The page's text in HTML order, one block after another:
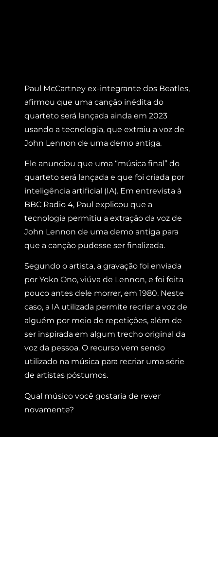
Paul McCartney ex-integrante dos Beatles,
afirmou que uma canção inédita do
quarteto será lançada ainda em 2023
usando a tecnologia, que extraiu a voz de
John Lennon de uma demo antiga.
Ele anunciou que uma “música final” do
quarteto será lançada e que foi criada por
inteligência artificial (IA). Em entrevista à
BBC Radio 4, Paul explicou que a
tecnologia permitiu a extração da voz de
John Lennon de uma demo antiga para
que a canção pudesse ser finalizada.
Segundo o artista, a gravação foi enviada
por Yoko Ono, viúva de Lennon, e foi feita
pouco antes dele morrer, em 1980. Neste
caso, a IA utilizada permite recriar a voz de
alguém por meio de repetições, além de
ser inspirada em algum trecho original da
voz da pessoa. O recurso vem sendo
utilizado na música para recriar uma série
de artistas póstumos.
Qual músico você gostaria de rever
novamente?